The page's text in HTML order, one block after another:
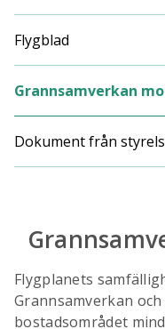
Flygblad
Grannsamverkan
Dokument från
Flygplanets
Grannsamverkan
bostadsområdet